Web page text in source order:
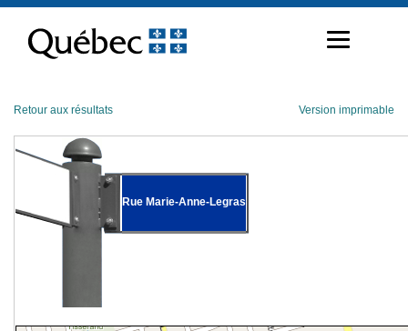
contenu
Retour aux résultats Version imprimable
Rue Marie-Anne-Legras